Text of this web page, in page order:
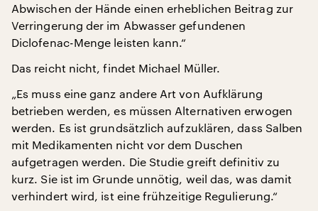
Abwischen der Hände einen erheblichen Beitrag zur
Verringerung der im Abwasser gefundenen
Diclofenac-Menge leisten kann.“
Das reicht nicht, findet Michael Müller.
„Es muss eine ganz andere Art von Aufklärung
betrieben werden, es müssen Alternativen erwogen
werden. Es ist grundsätzlich aufzuklären, dass Salben
mit Medikamenten nicht vor dem Duschen
aufgetragen werden. Die Studie greift definitiv zu
kurz. Sie ist im Grunde unnötig, weil das, was damit
verhindert wird, ist eine frühzeitige Regulierung.“